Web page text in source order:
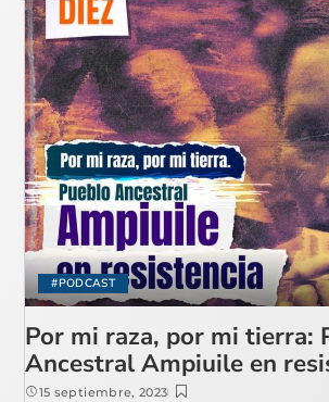
#PODCAST
Por mi raza, por mi tierra:
Ancestral Ampiuile en
15 septiembre, 2023